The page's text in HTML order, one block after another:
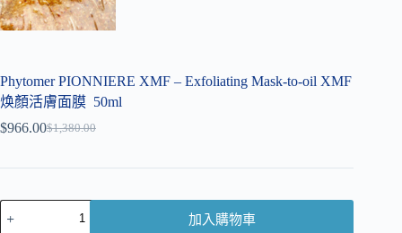
Phytomer PIONNIERE XMF – Exfoliating Mask-to-oil XMF
焕顏活膚面膜 50ml
$1,380.00
$966.00
加入購物車